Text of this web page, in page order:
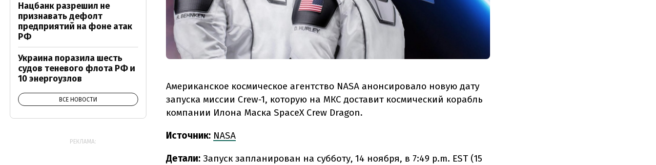
Американское космическое агентство NASA анонсировало новую дату
запуска миссии Crew-1, которую на МКС доставит космический корабль
компании Илона Маска SpaceX Crew Dragon.
Источник: NASA
Детали: Запуск запланирован на субботу, 14 ноября, в 7:49 p.m. EST (15
Нацбанк разрешил не
признавать дефолт
предприятий на фоне атак
РФ
Украина поразила шесть
судов теневого флота РФ и
10 энергоузлов
ВСЕ НОВОСТИ
РЕКЛАМА: